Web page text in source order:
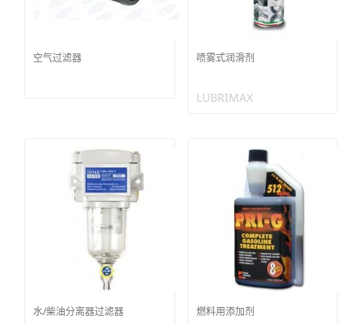
空气过滤器 喷雾式润滑剂
LUBRIMAX
水/柴油分离器过滤器 燃料用添加剂